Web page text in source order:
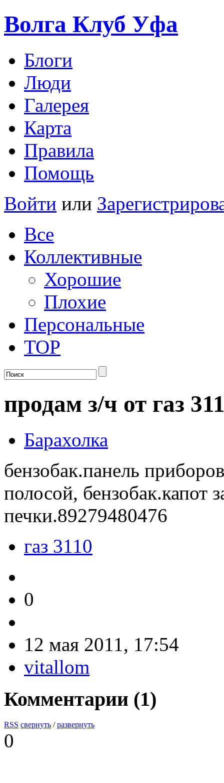
Волга Клуб Уфа
Блоги
Люди
Галерея
Карта
Правила
Помощь
Войти или
Все
Коллективные
Хорошие
Плохие
Персональные
TOP
продам з/ч от газ
Барахолка
бензобак.панель
полосой, бензобак.капот
печки.89279480476
газ 3110
0
12 мая 2011, 17:54
vitallom
Комментарии (1)
RSS свернуть /развернуть
0